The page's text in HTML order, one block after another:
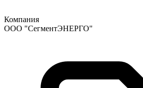
Компания
ООО "СегментЭНЕРГО"